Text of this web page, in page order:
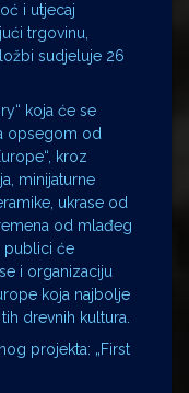
i utjecaj
trgovinu,
sudjeluje 26
koja će se
opsegom od
kroz
minijaturne
ukrase od
od mlađeg
publici će
i organizaciju
koja najbolje
drevnih kultura.
projekta: „First